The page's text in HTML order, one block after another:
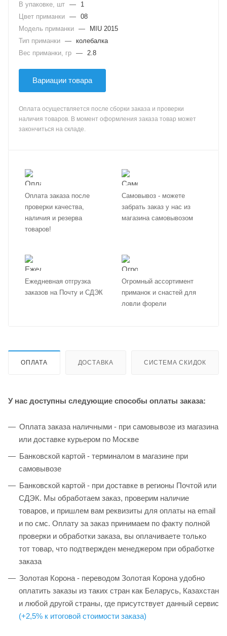
В упаковке, шт —
1
Цвет приманки — 08
Модель приманки —
MIU 2015
Тип приманки — колебалка
Вес приманки, гр — 2.8
Вариации товара
Оплата осуществляется после сборки заказа и проверки
наличия товаров. В момент оформления заказа товар может
закончиться на складе.
Оплата заказа после
проверки качества,
наличия и резерва
товаров!
Самовывоз - можете
забрать заказ у нас из
магазина самовывозом
Ежедневная отгрузка
заказов на Почту и СДЭК
Огромный ассортимент
приманок и снастей для
ловли форели
ОПЛАТА ДОСТАВКА СИСТЕМА СКИДОК
У нас доступны следующие способы оплаты заказа:
Оплата заказа наличными - при самовывозе из магазина
или доставке курьером по Москве
Банковской картой - терминалом в магазине при
самовывозе
Банковской картой - при доставке в регионы Почтой или
СДЭК. Мы обработаем заказ, проверим наличие
товаров, и пришлем вам реквизиты для оплаты на email
и по смс. Оплату за заказ принимаем по факту полной
проверки и обработки заказа, вы оплачиваете только
тот товар, что подтвержден менеджером при обработке
заказа
Золотая Корона - переводом Золотая Корона удобно
оплатить заказы из таких стран как Беларусь, Казахстан
и любой другой страны, где присутствует данный сервис
(+2,5% к итоговой стоимости заказа)